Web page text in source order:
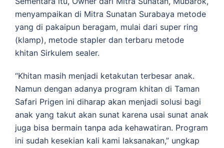
menyampaikan di Mitra Sunatan Surabaya metode
yang di pakaipun beragam, mulai dari super ring
(klamp), metode stapler dan terbaru metode
khitan Sirkulem sealer.
“Khitan masih menjadi ketakutan terbesar anak.
Namun dengan adanya program khitan di Taman
Safari Prigen ini diharap akan menjadi solusi bagi
anak yang takut akan sunat karena usai sunat anak
juga bisa bermain tanpa ada kehawatiran. Program
ini sudah kesekian kali kami laksanakan,” ungkap